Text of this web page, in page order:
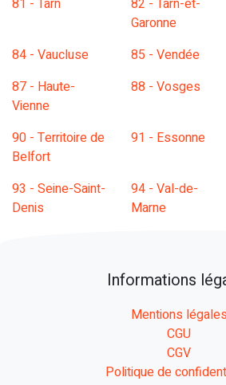
81 - Tarn
82 - Tarn-et-
Garonne
84 - Vaucluse 85 - Vendée
87 - Haute-
Vienne
88 - Vosges
90 - Territoire de
Belfort
91 - Essonne
93 - Seine-Saint-
Denis
94 - Val-de-
Marne
Informations
Mentions légales
CGU
CGV
Politique de